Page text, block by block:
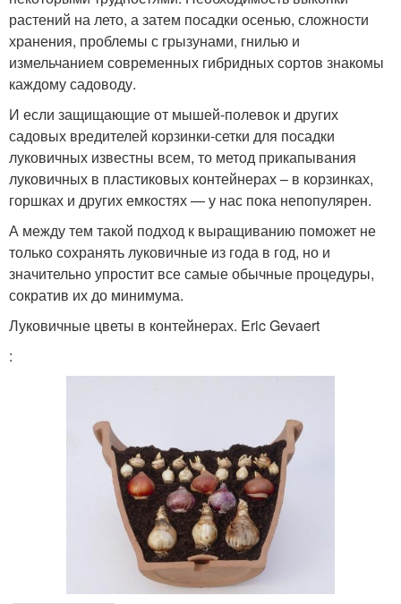
растений на лето, а затем посадки осенью, сложности
хранения, проблемы с грызунами, гнилью и
измельчанием современных гибридных сортов знакомы
каждому садоводу.
И если защищающие от мышей-полевок и других
садовых вредителей корзинки-сетки для посадки
луковичных известны всем, то метод прикапывания
луковичных в пластиковых контейнерах – в корзинках,
горшках и других емкостях — у нас пока непопулярен.
А между тем такой подход к выращиванию поможет не
только сохранять луковичные из года в год, но и
значительно упростит все самые обычные процедуры,
сократив их до минимума.
Луковичные цветы в контейнерах. Eric Gevaert
: